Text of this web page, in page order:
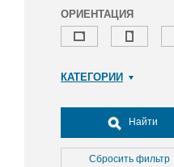
ОРИЕНТАЦИЯ
КАТЕГОРИИ
Досуг, туризм и отдых
Культура
Медицина
Найти
Сбросить фильтр